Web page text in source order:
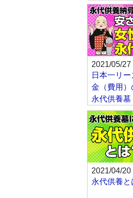
2021/05/27
日本一リ
金（費用）
永代供養墓
2021/04/20
永代供養と